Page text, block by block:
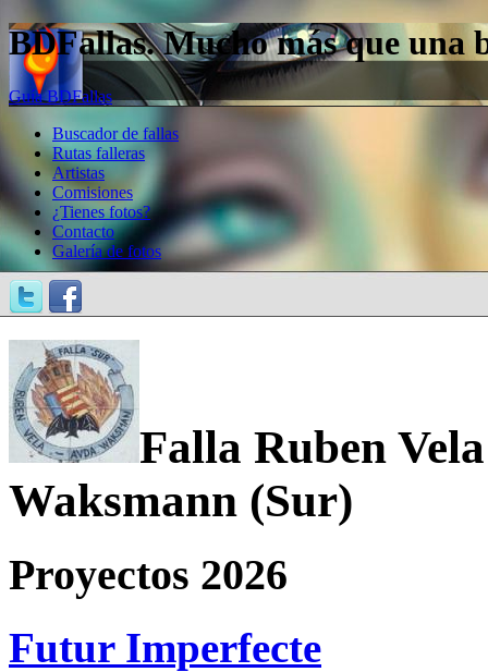
BDFallas. Mucho más que una
Guía BDFallas
Buscador de fallas
Rutas falleras
Artistas
Comisiones
¿Tienes fotos?
Contacto
Galería de fotos
Falla Ruben
Waksmann (Sur)
Proyectos 2026
Futur Imperfecte